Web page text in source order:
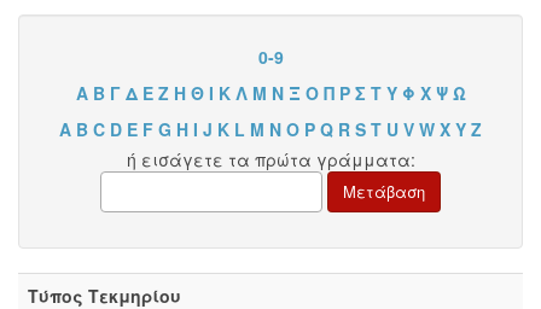
0-9
Α Β Γ Δ Ε Ζ Η Θ Ι Κ Λ Μ Ν Ξ Ο Π Ρ Σ Τ Υ Φ Χ Ψ Ω
A B C D E F G H I J K L M N O P Q R S T U V W X Y Z
ή εισάγετε τα πρώτα γράμματα:
Τύπος Τεκμηρίου